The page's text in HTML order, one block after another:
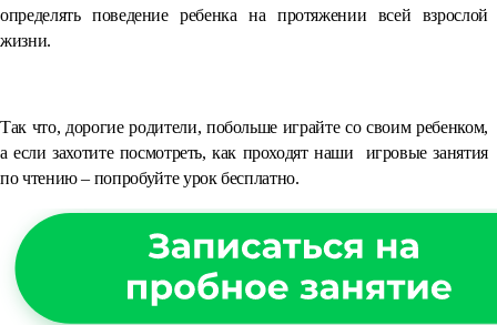
определять поведение ребенка на протяжении всей взрослой
жизни.
Так что, дорогие родители, побольше играйте со своим ребенком,
а если захотите посмотреть, как проходят наши игровые занятия
по чтению – попробуйте урок бесплатно.